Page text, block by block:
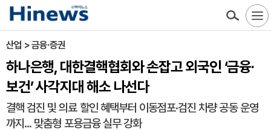
산업 > 금융·증권
하나은행, 대한결핵협회와 손잡고 외국인 ‘금융·
보건’ 사각지대 해소 나선다
결핵 검진 및 의료 할인 혜택부터 이동점포·검진 차량 공동 운영
까지... 맞춤형 포용금융 실무 강화